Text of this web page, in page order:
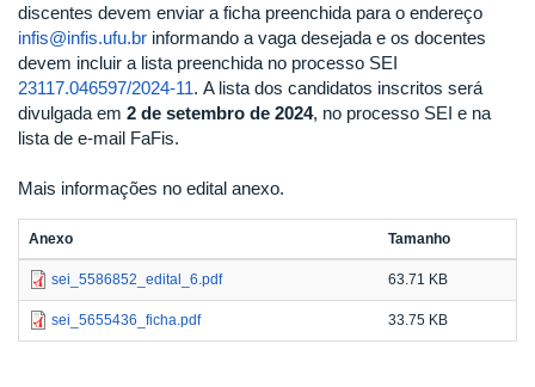
discentes devem enviar a ficha preenchida para o endereço
infis@infis.ufu.br informando a vaga desejada e os docentes
devem incluir a lista preenchida no processo SEI
23117.046597/2024-11. A lista dos candidatos inscritos será
divulgada em 2 de setembro de 2024, no processo SEI e na
lista de e-mail FaFis.
Mais informações no edital anexo.
Anexo Tamanho
sei_5586852_edital_6.pdf 63.71 KB
sei_5655436_ficha.pdf 33.75 KB